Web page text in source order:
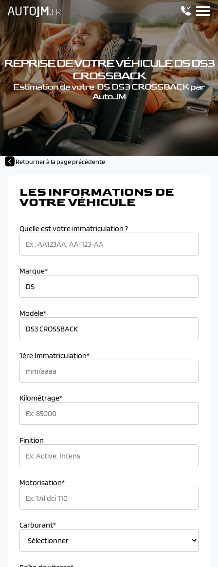
REPRISE DE VOTRE VÉHICULE DS DS3
CROSSBACK
Estimation de votre DS DS3 CROSSBACK par
AutoJM
Retourner à la page précédente
LES INFORMATIONS DE
VOTRE VÉHICULE
Quelle est votre immatriculation ?
Marque*
Modèle*
1ère Immatriculation*
Kilométrage*
Finition
Motorisation*
Carburant*